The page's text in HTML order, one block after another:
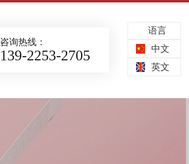
咨询热线：
139-2253-2705
语言
中文
英文